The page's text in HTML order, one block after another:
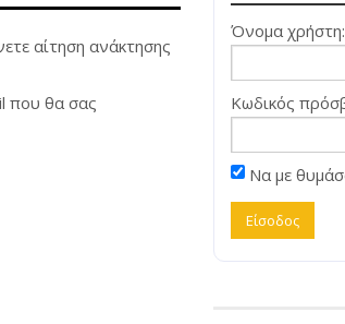
αίτηση ανάκτησης
που θα σας
Όνομα χρήστη:
Κωδικός
Να με